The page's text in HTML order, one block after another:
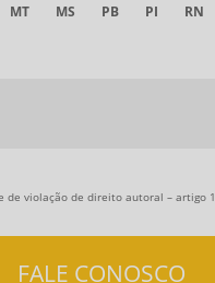
MT MS PB PI RN
violação de direito autoral – artigo
FALE CONOSCO